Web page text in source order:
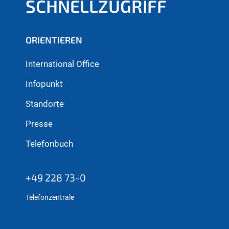
SCHNELLZUGRIFF
ORIENTIEREN
International Office
Infopunkt
Standorte
Presse
Telefonbuch
+49 228 73-0
Telefonzentrale